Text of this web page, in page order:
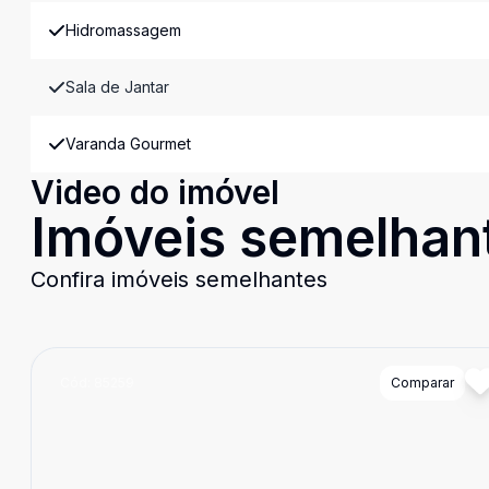
Hidromassagem
Sala de Jantar
Varanda Gourmet
Video do imóvel
Imóveis
Confira imóveis semelhantes
Comparar